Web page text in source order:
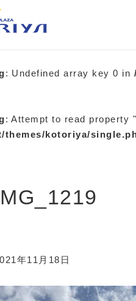
: Undefined array key 0 in
: Attempt to read property
themes/kotoriya/
年11月18日